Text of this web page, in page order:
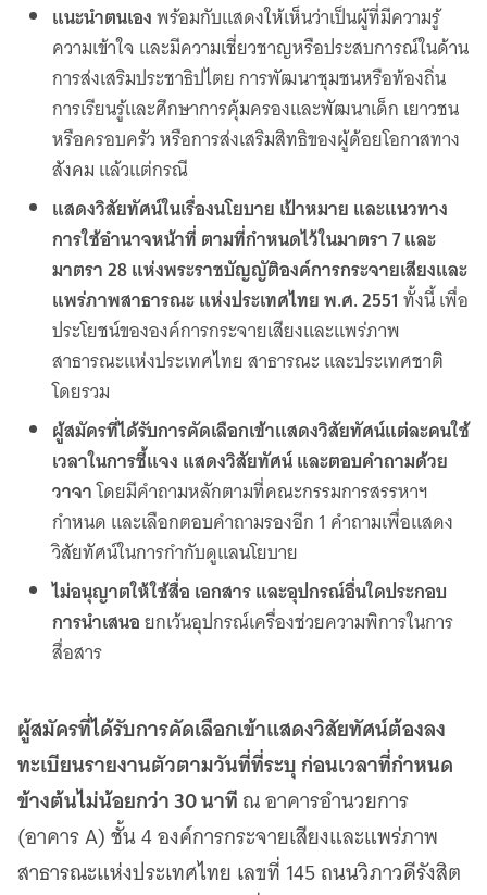
แนะนำตนเองพร้อมกับแสดงให้เห็นว่าเป็นผู้ที่มีความรู้
ความเข้าใจ และมีความเชี่ยวชาญหรือประสบการณ์ในด้าน
การส่งเสริมประชาธิปไตย การพัฒนาชุมชนหรือท้องถิ่น
การเรียนรู้และศึกษาการคุ้มครองและพัฒนาเด็ก เยาวชน
หรือครอบครัว หรือการส่งเสริมสิทธิของผู้ด้อยโอกาสทาง
สังคม แล้วแต่กรณี
แสดงวิสัยทัศน์ในเรื่องนโยบาย เป้าหมาย และแนวทาง
การใช้อำนาจหน้าที่ ตามที่กำหนดไว้ในมาตรา 7 และ
มาตรา 28 แห่งพระราชบัญญัติองค์การกระจายเสียงและ
แพร่ภาพสาธารณะ แห่งประเทศไทย พ.ศ. 2551 ทั้งนี้ เพื่อ
ประโยชน์ขององค์การกระจายเสียงและแพร่ภาพ
สาธารณะแห่งประเทศไทย สาธารณะ และประเทศชาติ
โดยรวม
ผู้สมัครที่ได้รับการคัดเลือกเข้าแสดงวิสัยทัศน์แต่ละคนใช้
เวลาในการชี้แจง แสดงวิสัยทัศน์ และตอบคำถามด้วย
วาจาโดยมีคำถามหลักตามที่คณะกรรมการสรรหาฯ
กำหนด และเลือกตอบคำถามรองอีก 1 คำถามเพื่อแสดง
วิสัยทัศน์ในการกำกับดูแลนโยบาย
ไม่อนุญาตให้ใช้สื่อ เอกสาร และอุปกรณ์อื่นใดประกอบ
การนำเสนอยกเว้นอุปกรณ์เครื่องช่วยความพิการในการ
สื่อสาร
ผู้สมัครที่ได้รับการคัดเลือกเข้าแสดงวิสัยทัศน์ต้องลง
ทะเบียนรายงานตัวตามวันที่ที่ระบุ ก่อนเวลาที่กำหนด
ข้างต้นไม่น้อยกว่า 30 นาทีณ อาคารอำนวยการ
(อาคาร A) ชั้น 4 องค์การกระจายเสียงและแพร่ภาพ
สาธารณะแห่งประเทศไทย เลขที่ 145 ถนนวิภาวดีรังสิต